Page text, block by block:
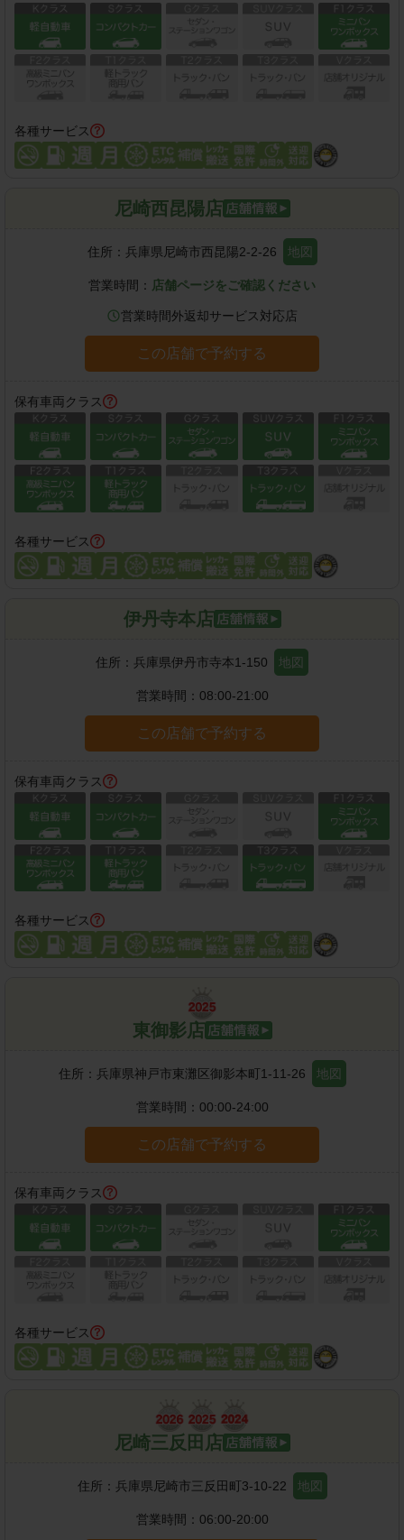
各種サービス
尼崎西昆陽店
住所： 兵庫県尼崎市西昆陽2-2-26 地図
営業時間： 店舗ページをご確認ください
営業時間外返却サービス対応店
この店舗で予約する
保有車両クラス
各種サービス
伊丹寺本店
住所： 兵庫県伊丹市寺本1-150 地図
営業時間： 08:00-21:00
この店舗で予約する
保有車両クラス
各種サービス
東御影店
住所： 兵庫県神戸市東灘区御影本町1-11-26 地図
営業時間： 00:00-24:00
この店舗で予約する
保有車両クラス
各種サービス
尼崎三反田店
住所： 兵庫県尼崎市三反田町3-10-22 地図
営業時間： 06:00-20:00